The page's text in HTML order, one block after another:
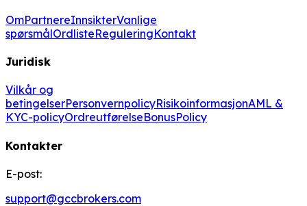
OmPartnereInnsikterVanlige
spørsmålOrdlisteReguleringKontakt
Juridisk
Vilkår og
betingelserPersonvernpolicyRisikoinformasjonAML &
KYC-policyOrdreutførelseBonusPolicy
Kontakter
E-post:
support@gccbrokers.com